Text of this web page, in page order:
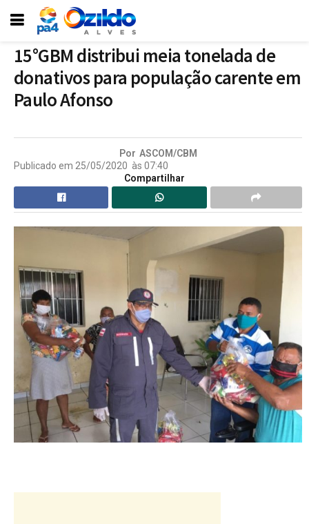
15°GBM distribui meia tonelada de
donativos para população carente em
Paulo Afonso
Por ASCOM/CBM
Publicado em 25/05/2020 às 07:40
Compartilhar